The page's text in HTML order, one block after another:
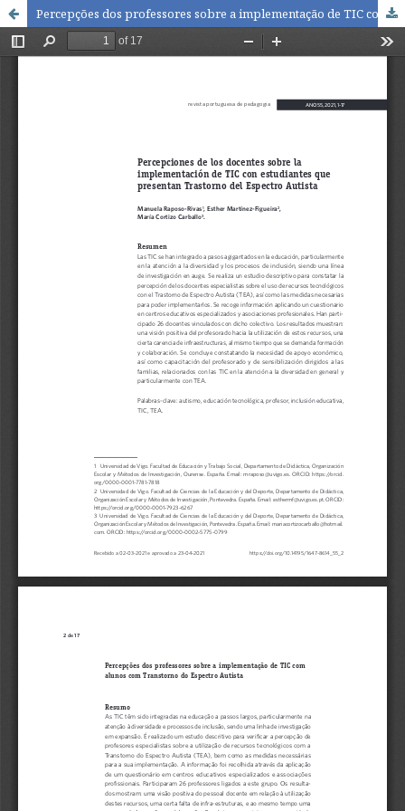
Percepções dos professores sobre a implementação de TIC com alunos com Transtorno do Espectro Autista